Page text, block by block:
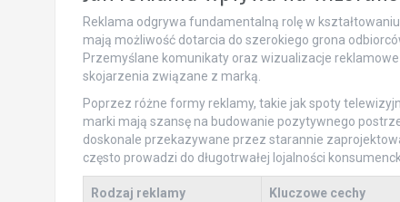
Reklama odgrywa fundamentalną rolę w kształtowaniu
mają możliwość dotarcia do szerokiego grona
Przemyślane komunikaty oraz wizualizacje
skojarzenia związane z marką.
Poprzez różne formy reklamy, takie jak spoty
marki mają szansę na budowanie pozytywnego
doskonale przekazywane przez starannie
często prowadzi do długotrwałej lojalności
Rodzaj reklamy Kluczowe cechy